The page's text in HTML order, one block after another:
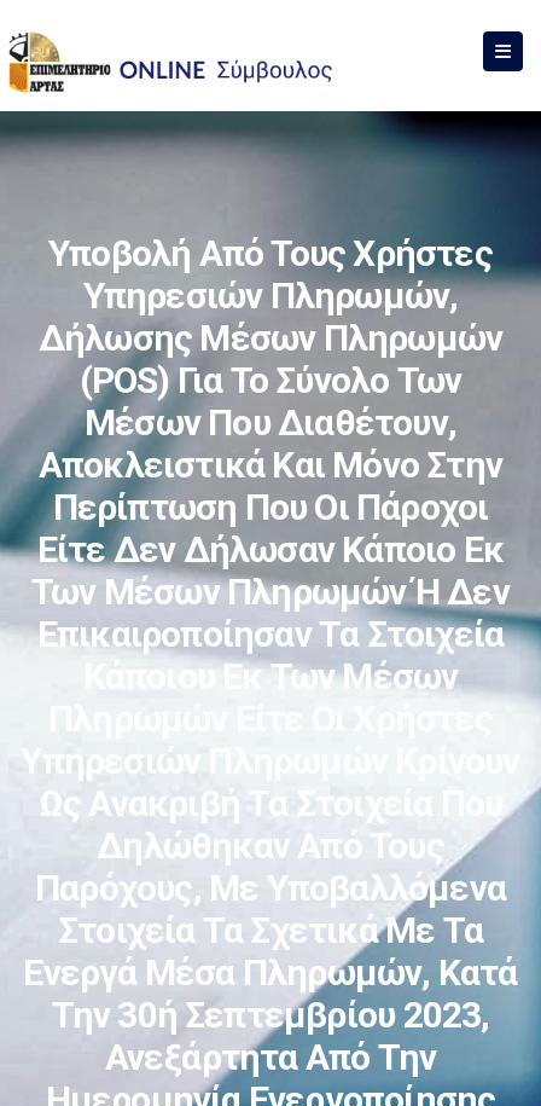
Υποβολή Από Τους Χρήστες
Υπηρεσιών Πληρωμών,
Δήλωσης Μέσων Πληρωμών
(POS) Για Το Σύνολο Των
Μέσων Που Διαθέτουν,
Αποκλειστικά Και Μόνο Στην
Περίπτωση Που Οι Πάροχοι
Είτε Δεν Δήλωσαν Κάποιο Εκ
Των Μέσων Πληρωμών Ή Δεν
Επικαιροποίησαν Τα Στοιχεία
Κάποιου Εκ Των Μέσων
Υπηρεσιών Πληρωμών Κρίνουν
Ως Ανακριβή Τα Στοιχεία Που
Δηλώθηκαν Από Τους
Παρόχους, Με Υποβαλλόμενα
Στοιχεία Τα Σχετικά Με Τα
Ενεργά Μέσα Πληρωμών, Κατά
Την 30ή Σεπτεμβρίου 2023,
Ανεξάρτητα Από Την